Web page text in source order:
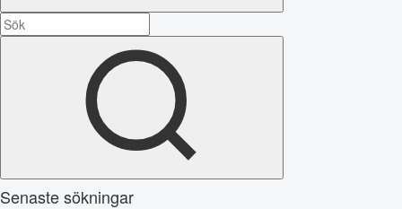
Senaste sökningar